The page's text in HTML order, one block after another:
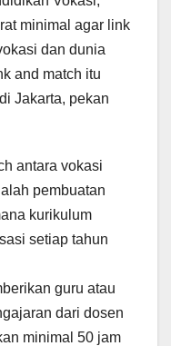
minimal agar link
dan dunia
and match itu
Jakarta, pekan
antara vokasi
pembuatan
kurikulum
setiap tahun
guru atau
dari dosen
minimal 50 jam